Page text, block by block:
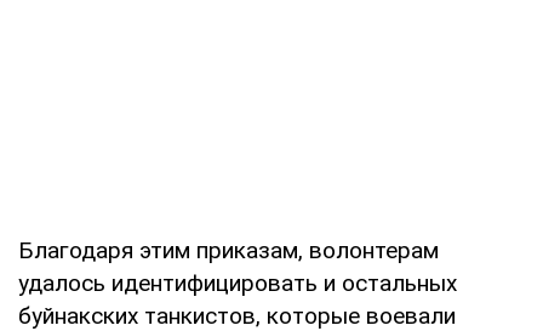
Благодаря этим приказам, волонтерам
удалось идентифицировать и остальных
буйнакских танкистов, которые воевали